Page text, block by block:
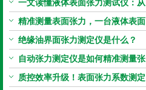
一文读懂液体表面张力测试仪：从
原理到应用全掌握
精准测量表面张力，一台液体表面
张力系数测量仪就够了
绝缘油界面张力测定仪是什么？
自动张力测定仪是如何精准测量张
力的？
质控效率升级！表面张力系数测定